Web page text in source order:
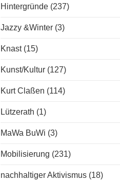
Hintergründe (237)
Jazzy &Winter (3)
Knast (15)
Kunst/Kultur (127)
Kurt Claßen (114)
Lützerath (1)
MaWa BuWi (3)
Mobilisierung (231)
nachhaltiger Aktivismus (18)